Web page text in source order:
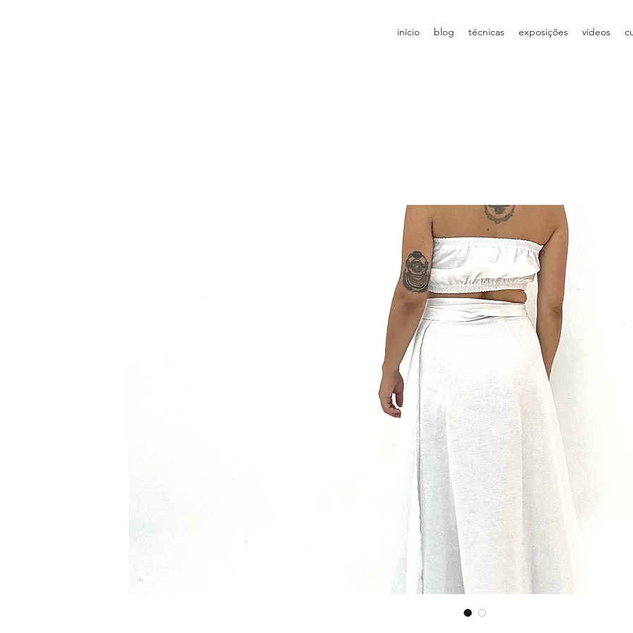
início blog técnicas exposições vídeos